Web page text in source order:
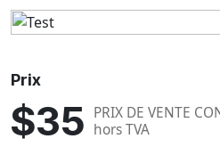
Prix
$35 PRIX DE VENTE
hors TVA